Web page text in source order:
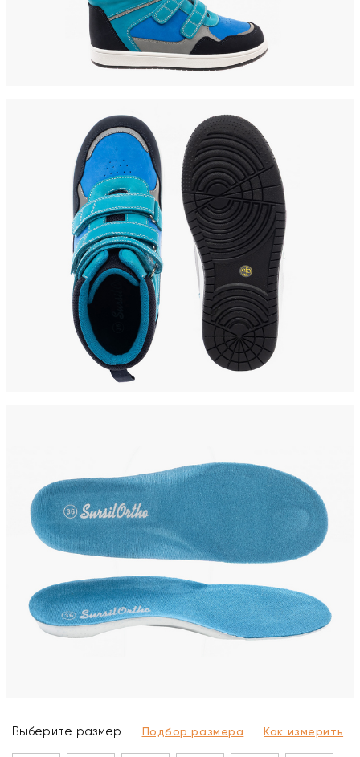
Выберите размер Подбор размера Как измерить